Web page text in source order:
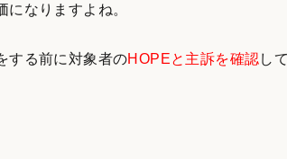
になりますよね。
する前に対象者のHOPEと主訴を確認し